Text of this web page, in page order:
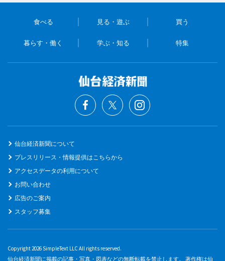
食べる 見る・遊ぶ 買う
暮らす・働く 学ぶ・知る 特集
仙台経済新聞について
プレスリリース・情報提供はこちらから
アクセスデータの利用について
お問い合わせ
広告のご案内
スタッフ募集
Copyright 2026 SimpleText LLC All rights reserved.
仙台経済新聞に掲載の記事・写真・図表などの無断転載を禁止します。 著作権は仙